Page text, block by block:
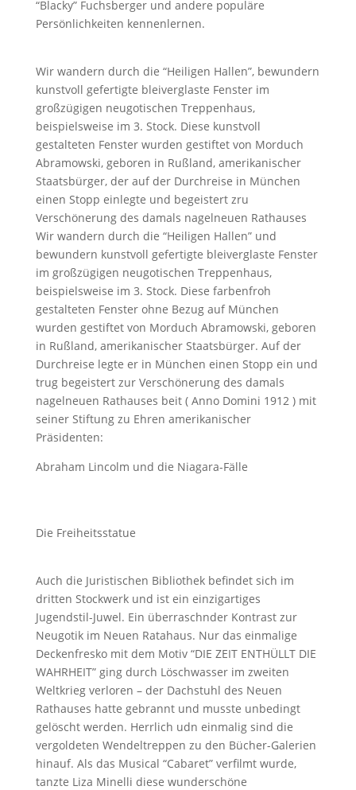
“Blacky” Fuchsberger und andere populäre
Persönlichkeiten kennenlernen.
Wir wandern durch die “Heiligen Hallen”, bewundern
kunstvoll gefertigte bleiverglaste Fenster im
großzügigen neugotischen Treppenhaus,
beispielsweise im 3. Stock. Diese kunstvoll
gestalteten Fenster wurden gestiftet von Morduch
Abramowski, geboren in Rußland, amerikanischer
Staatsbürger, der auf der Durchreise in München
einen Stopp einlegte und begeistert zru
Verschönerung des damals nagelneuen Rathauses
Wir wandern durch die “Heiligen Hallen” und
bewundern kunstvoll gefertigte bleiverglaste Fenster
im großzügigen neugotischen Treppenhaus,
beispielsweise im 3. Stock. Diese farbenfroh
gestalteten Fenster ohne Bezug auf München
wurden gestiftet von Morduch Abramowski, geboren
in Rußland, amerikanischer Staatsbürger. Auf der
Durchreise legte er in München einen Stopp ein und
trug begeistert zur Verschönerung des damals
nagelneuen Rathauses beit ( Anno Domini 1912 ) mit
seiner Stiftung zu Ehren amerikanischer
Präsidenten:
Abraham Lincolm und die Niagara-Fälle
Die Freiheitsstatue
Auch die Juristischen Bibliothek befindet sich im
dritten Stockwerk und ist ein einzigartiges
Jugendstil-Juwel. Ein überraschnder Kontrast zur
Neugotik im Neuen Ratahaus. Nur das einmalige
Deckenfresko mit dem Motiv “DIE ZEIT ENTHÜLLT DIE
WAHRHEIT” ging durch Löschwasser im zweiten
Weltkrieg verloren – der Dachstuhl des Neuen
Rathauses hatte gebrannt und musste unbedingt
gelöscht werden. Herrlich udn einmalig sind die
vergoldeten Wendeltreppen zu den Bücher-Galerien
hinauf. Als das Musical “Cabaret” verfilmt wurde,
tanzte Liza Minelli diese wunderschöne